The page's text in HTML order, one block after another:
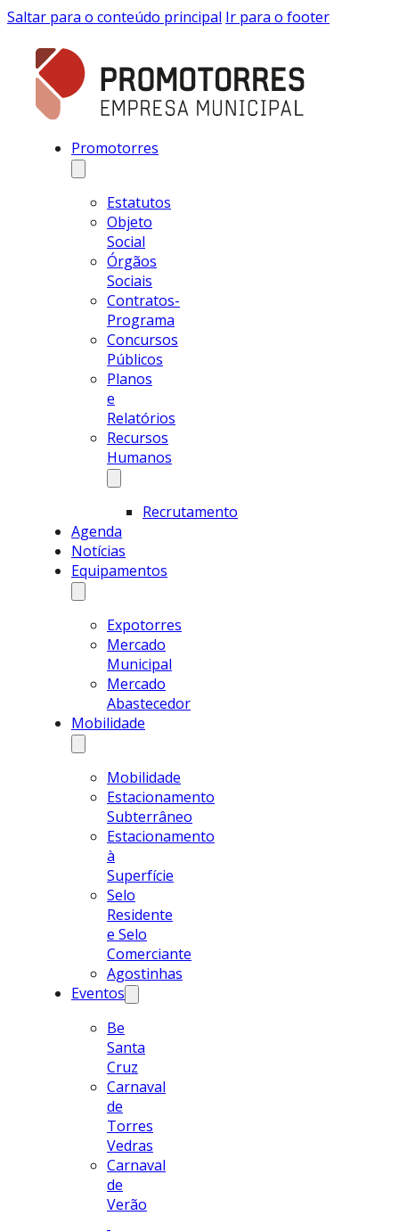
Saltar para o conteúdo principal Ir para o footer
Promotorres
Estatutos
Objeto
Social
Órgãos
Sociais
Contratos-
Programa
Concursos
Públicos
Planos
e
Relatórios
Recursos
Humanos
Recrutamento
Agenda
Notícias
Equipamentos
Expotorres
Mercado
Municipal
Mercado
Abastecedor
Mobilidade
Mobilidade
Estacionamento
Subterrâneo
Estacionamento
à
Superfície
Selo
Residente
e Selo
Comerciante
Agostinhas
Eventos
Be
Santa
Cruz
Carnaval
de
Torres
Vedras
Carnaval
de
Verão